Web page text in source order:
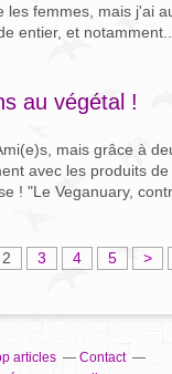
femmes, mais j'ai
entier, et
au végétal !
mais grâce à
avec les produits
! "Le Veganuary,
2 3 4 5 >
articles
Contact